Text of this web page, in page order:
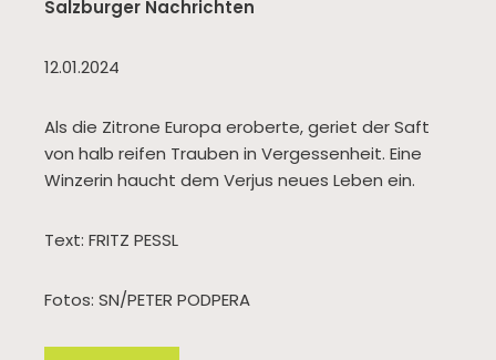
Salzburger Nachrichten
12.01.2024
Als die Zitrone Europa eroberte, geriet der Saft
von halb reifen Trauben in Vergessenheit. Eine
Winzerin haucht dem Verjus neues Leben ein.
Text: FRITZ PESSL
Fotos: SN/PETER PODPERA